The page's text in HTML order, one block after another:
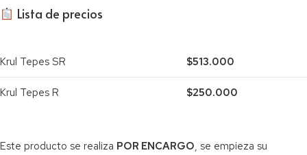
​ Lista de precios
Krul Tepes SR $513.000
Krul Tepes R $250.000
Este producto se realiza POR ENCARGO, se empieza su